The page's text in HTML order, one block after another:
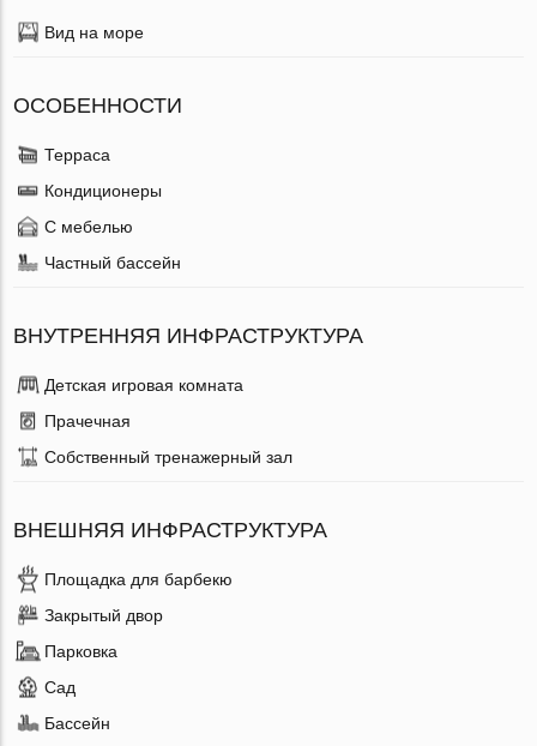
Вид на море
ОСОБЕННОСТИ
Терраса
Кондиционеры
С мебелью
Частный бассейн
ВНУТРЕННЯЯ ИНФРАСТРУКТУРА
Детская игровая комната
Прачечная
Собственный тренажерный зал
ВНЕШНЯЯ ИНФРАСТРУКТУРА
Площадка для барбекю
Закрытый двор
Парковка
Сад
Бассейн